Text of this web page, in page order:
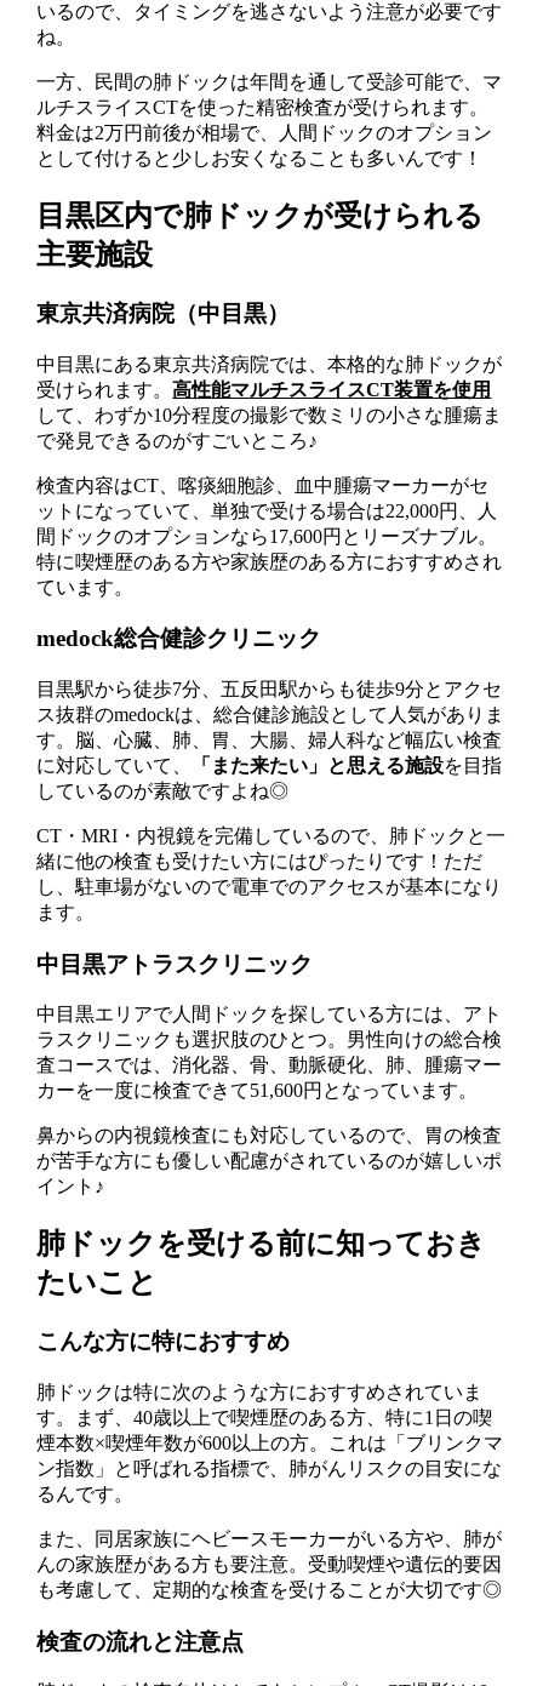
いるので、タイミングを逃さないよう注意が必要です
ね。
一方、民間の肺ドックは年間を通して受診可能で、マ
ルチスライスCTを使った精密検査が受けられます。
料金は2万円前後が相場で、人間ドックのオプション
として付けると少しお安くなることも多いんです！
目黒区内で肺ドックが受けられる
主要施設
東京共済病院（中目黒）
中目黒にある東京共済病院では、本格的な肺ドックが
受けられます。高性能マルチスライスCT装置を使用
して、わずか10分程度の撮影で数ミリの小さな腫瘍ま
で発見できるのがすごいところ♪
検査内容はCT、喀痰細胞診、血中腫瘍マーカーがセ
ットになっていて、単独で受ける場合は22,000円、人
間ドックのオプションなら17,600円とリーズナブル。
特に喫煙歴のある方や家族歴のある方におすすめされ
ています。
medock総合健診クリニック
目黒駅から徒歩7分、五反田駅からも徒歩9分とアクセ
ス抜群のmedockは、総合健診施設として人気がありま
す。脳、心臓、肺、胃、大腸、婦人科など幅広い検査
に対応していて、
「また来たい」と思える施設を目指
しているのが素敵ですよね◎
CT・MRI・内視鏡を完備しているので、肺ドックと一
緒に他の検査も受けたい方にはぴったりです！ただ
し、駐車場がないので電車でのアクセスが基本になり
ます。
中目黒アトラスクリニック
中目黒エリアで人間ドックを探している方には、アト
ラスクリニックも選択肢のひとつ。男性向けの総合検
査コースでは、消化器、骨、動脈硬化、肺、腫瘍マー
カーを一度に検査できて51,600円となっています。
鼻からの内視鏡検査にも対応しているので、胃の検査
が苦手な方にも優しい配慮がされているのが嬉しいポ
イント♪
肺ドックを受ける前に知っておき
たいこと
こんな方に特におすすめ
肺ドックは特に次のような方におすすめされていま
す。まず、40歳以上で喫煙歴のある方、特に1日の喫
煙本数×喫煙年数が600以上の方。これは「ブリンクマ
ン指数」と呼ばれる指標で、肺がんリスクの目安にな
るんです。
また、同居家族にヘビースモーカーがいる方や、肺が
んの家族歴がある方も要注意。受動喫煙や遺伝的要因
も考慮して、定期的な検査を受けることが大切です◎
検査の流れと注意点